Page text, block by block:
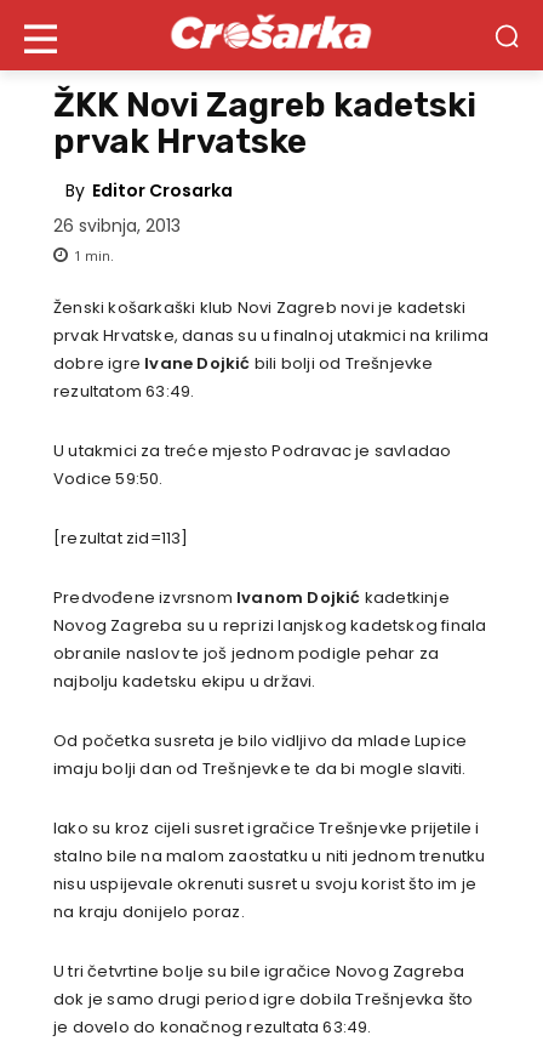
ŽKK Novi Zagreb kadetski
prvak Hrvatske
By Editor Crosarka
26 svibnja, 2013
1 min.
Ženski košarkaški klub Novi Zagreb novi je kadetski
prvak Hrvatske, danas su u finalnoj utakmici na krilima
dobre igre Ivane Dojkić bili bolji od Trešnjevke
rezultatom 63:49.
U utakmici za treće mjesto Podravac je savladao
Vodice 59:50.
[rezultat zid=113]
Predvođene izvrsnom Ivanom Dojkić kadetkinje
Novog Zagreba su u reprizi lanjskog kadetskog finala
obranile naslov te još jednom podigle pehar za
najbolju kadetsku ekipu u državi.
Od početka susreta je bilo vidljivo da mlade Lupice
imaju bolji dan od Trešnjevke te da bi mogle slaviti.
Iako su kroz cijeli susret igračice Trešnjevke prijetile i
stalno bile na malom zaostatku u niti jednom trenutku
nisu uspijevale okrenuti susret u svoju korist što im je
na kraju donijelo poraz.
U tri četvrtine bolje su bile igračice Novog Zagreba
dok je samo drugi period igre dobila Trešnjevka što
je dovelo do konačnog rezultata 63:49.